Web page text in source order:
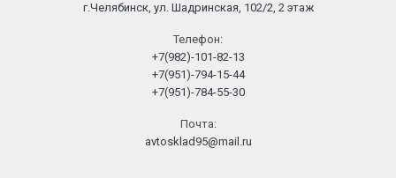
г.Челябинск, ул. Шадринская, 102/2, 2 этаж
Телефон:
+7(982)-101-82-13
+7(951)-794-15-44
+7(951)-784-55-30
Почта:
avtosklad95@mail.ru